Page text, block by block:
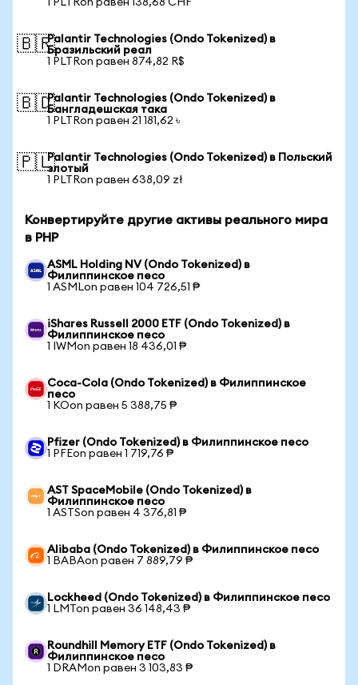
1 PLTRon равен 138,68 CHF
🇧🇷Palantir Technologies (Ondo Tokenized) в
Бразильский реал
1 PLTRon равен 874,82 R$
🇧🇩Palantir Technologies (Ondo Tokenized) в
Бангладешская така
1 PLTRon равен 21 181,62 ৳
🇵🇱Palantir Technologies (Ondo Tokenized) в Польский
злотый
1 PLTRon равен 638,09 zł
Конвертируйте другие активы реального мира
в PHP
ASML Holding NV (Ondo Tokenized) в
Филиппинское песо
1 ASMLon равен 104 726,51 ₱
iShares Russell 2000 ETF (Ondo Tokenized) в
Филиппинское песо
1 IWMon равен 18 436,01 ₱
Coca-Cola (Ondo Tokenized) в Филиппинское
песо
1 KOon равен 5 388,75 ₱
Pfizer (Ondo Tokenized) в Филиппинское песо
1 PFEon равен 1 719,76 ₱
AST SpaceMobile (Ondo Tokenized) в
Филиппинское песо
1 ASTSon равен 4 376,81 ₱
Alibaba (Ondo Tokenized) в Филиппинское песо
1 BABAon равен 7 889,79 ₱
Lockheed (Ondo Tokenized) в Филиппинское песо
1 LMTon равен 36 148,43 ₱
Roundhill Memory ETF (Ondo Tokenized) в
Филиппинское песо
1 DRAMon равен 3 103,83 ₱